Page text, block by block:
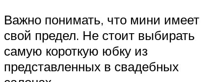
Важно понимать, что мини имеет
свой предел. Не стоит выбирать
самую короткую юбку из
представленных в свадебных